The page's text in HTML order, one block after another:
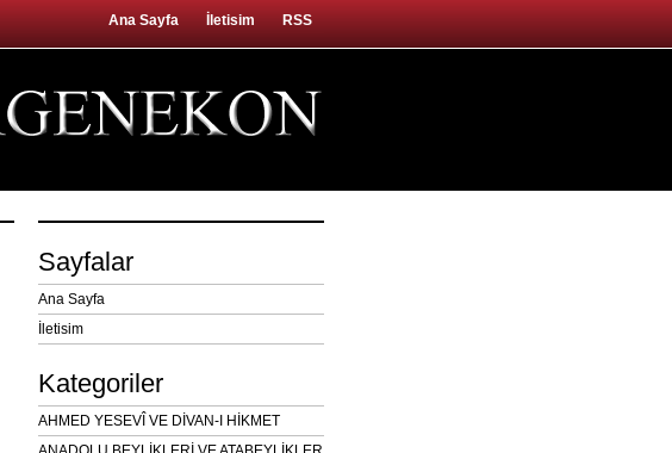
Ana Sayfa İletisim RSS
Sayfalar
Ana Sayfa
İletisim
Kategoriler
AHMED YESEVÎ VE DİVAN-I HİKMET